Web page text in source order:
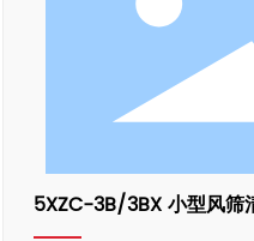
5XZC-3B/3BX 小型风筛